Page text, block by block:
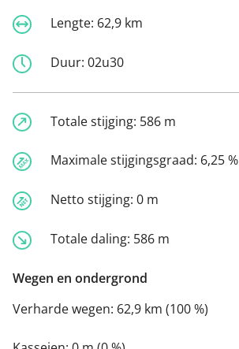
Lengte: 62,9 km
Duur: 02u30
Totale stijging: 586 m
Maximale stijgingsgraad: 6,25 %
Netto stijging: 0 m
Totale daling: 586 m
Wegen en ondergrond
Verharde wegen: 62,9 km (100 %)